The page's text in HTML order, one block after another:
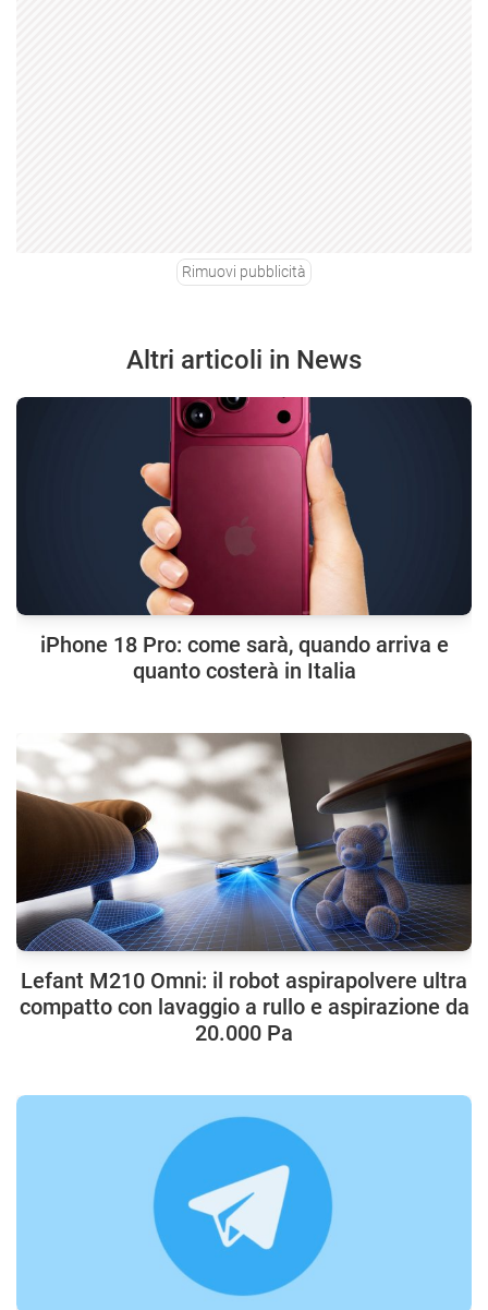
Rimuovi pubblicità
Altri articoli in News
iPhone 18 Pro: come sarà, quando arriva e
quanto costerà in Italia
Lefant M210 Omni: il robot aspirapolvere ultra
compatto con lavaggio a rullo e aspirazione da
20.000 Pa